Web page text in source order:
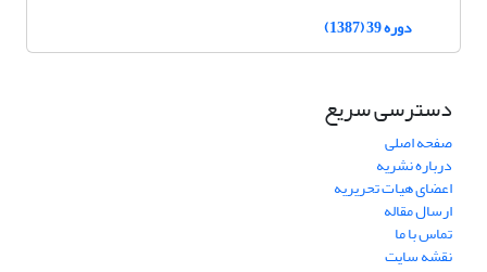
دوره 39 (1387)
دسترسی سریع
صفحه اصلی
درباره نشریه
اعضای هیات تحریریه
ارسال مقاله
تماس با ما
نقشه سایت